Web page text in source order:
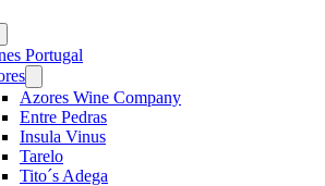
Portugal
menu
Azores Wine Company
Entre Pedras
Insula Vinus
Tarelo
Tito´s Adega